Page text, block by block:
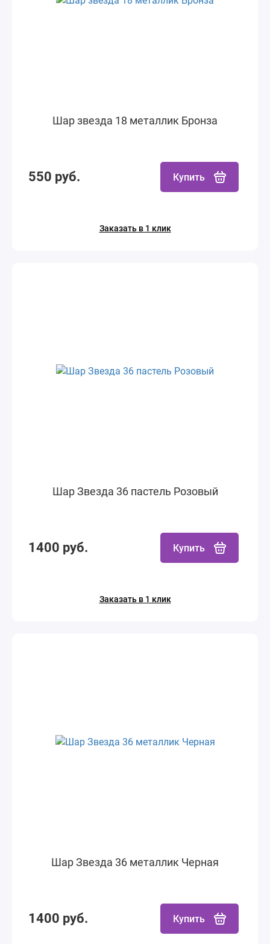
Шар звезда 18 металлик Бронза
550 руб. Купить
Заказать в 1 клик
Шар Звезда 36 пастель Розовый
1400 руб. Купить
Заказать в 1 клик
Шар Звезда 36 металлик Черная
1400 руб. Купить